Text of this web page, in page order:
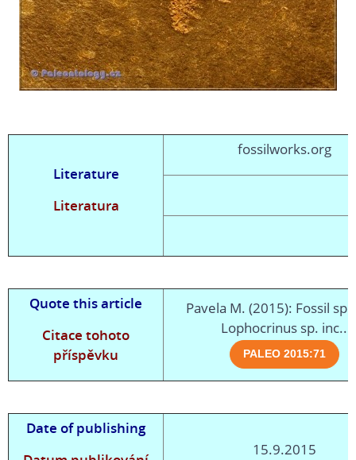
Literature
Literatura
fossilworks.org
Quote this article
Citace tohoto
příspěvku
Pavela M. (2015): Fossil
Lophocrinus sp. inc..
Date of publishing
15.9.2015